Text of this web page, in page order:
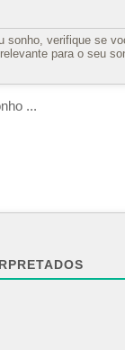
sonho, verifique se
relevante para o seu